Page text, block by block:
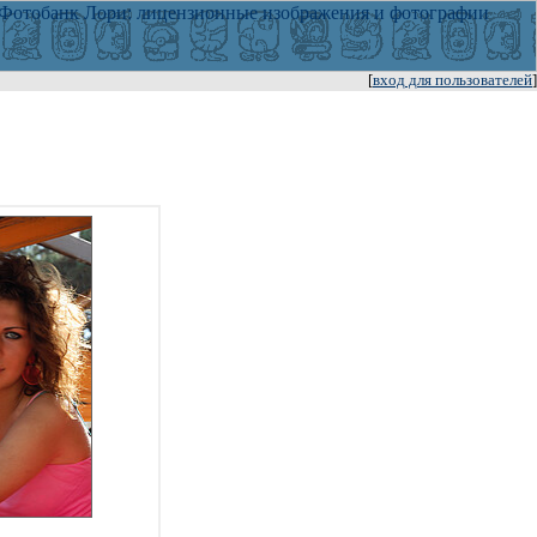
[вход для пользователей]